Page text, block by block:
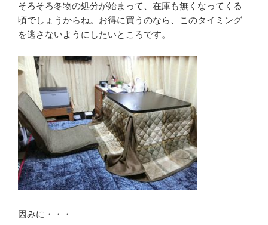
そろそろ冬物の処分が始まって、在庫も無くなってくる
頃でしょうからね。お得に買うのなら、このタイミング
を逃さないようにしたいところです。
因みに・・・